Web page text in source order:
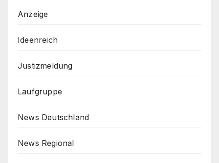
Anzeige
Ideenreich
Justizmeldung
Laufgruppe
News Deutschland
News Regional